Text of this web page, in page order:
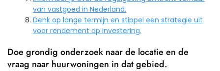
van vastgoed in Nederland.
Denk op lange termijn en stippel een strategie uit
voor rendement op investering.
Doe grondig onderzoek naar de locatie en de
vraag naar huurwoningen in dat gebied.